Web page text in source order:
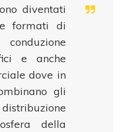
diventati
formati di
e anche
dove in
gli
della